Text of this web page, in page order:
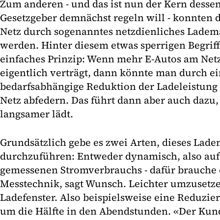
Zum anderen - und das ist nun der Kern
Gesetzgeber demnächst regeln will - konnten
Netz durch sogenanntes netzdienliches
werden. Hinter diesem etwas sperrigen
einfaches Prinzip: Wenn mehr E-Autos am
eigentlich verträgt, dann könnte man durch
bedarfsabhängige Reduktion der
Netz abfedern. Das führt dann aber auch
langsamer lädt.
Grundsätzlich gebe es zwei Arten, dieses
durchzuführen: Entweder dynamisch, also auf
gemessenen Stromverbrauchs - dafür
Messtechnik, sagt Wunsch. Leichter
Ladefenster. Also beispielsweise eine
um die Hälfte in den Abendstunden. «Der